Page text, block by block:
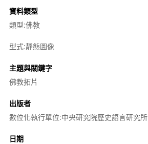
資料類型
類型:佛教
型式:靜態圖像
主題與關鍵字
佛教拓片
出版者
數位化執行單位:中央研究院歷史語言研究所
日期